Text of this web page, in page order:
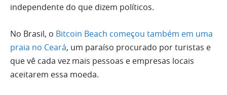
independente do que dizem políticos.
No Brasil, o Bitcoin Beach começou também em uma
praia no Ceará, um paraíso procurado por turistas e
que vê cada vez mais pessoas e empresas locais
aceitarem essa moeda.